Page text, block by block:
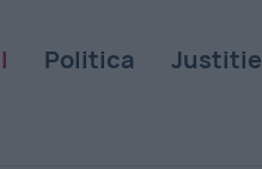
Politica Justitie